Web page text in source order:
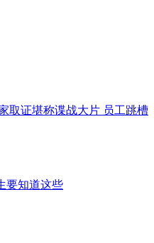
取证堪称谍战大片 员工跳槽
要知道这些